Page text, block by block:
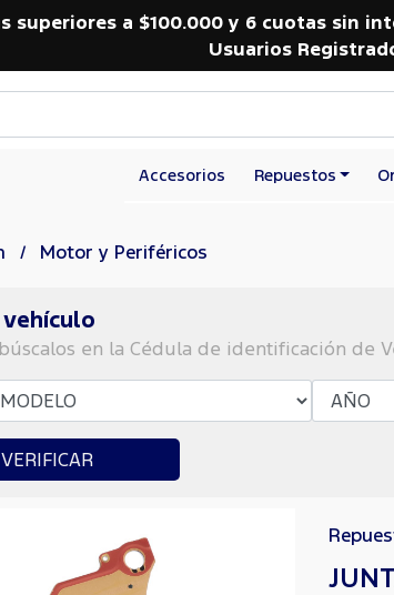
a $100.000 y 6 cuotas sin
Usuarios
Accesorios Repuestos
Motor y Periféricos
en la Cédula de identificación de
VERIFICAR